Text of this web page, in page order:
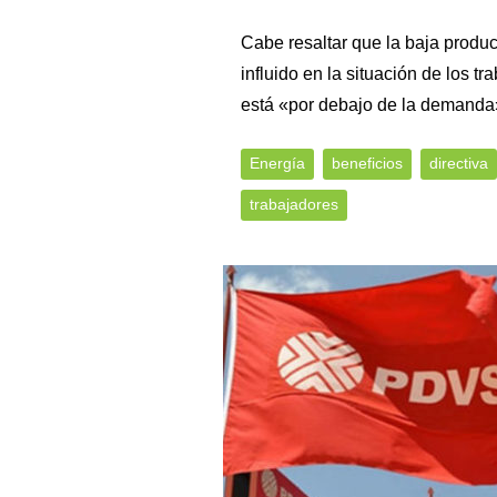
Cabe resaltar que la baja
influido en la situación de los
está «por debajo de la
Energía beneficios directiva
trabajadores